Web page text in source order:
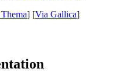
] [Via Gallica]